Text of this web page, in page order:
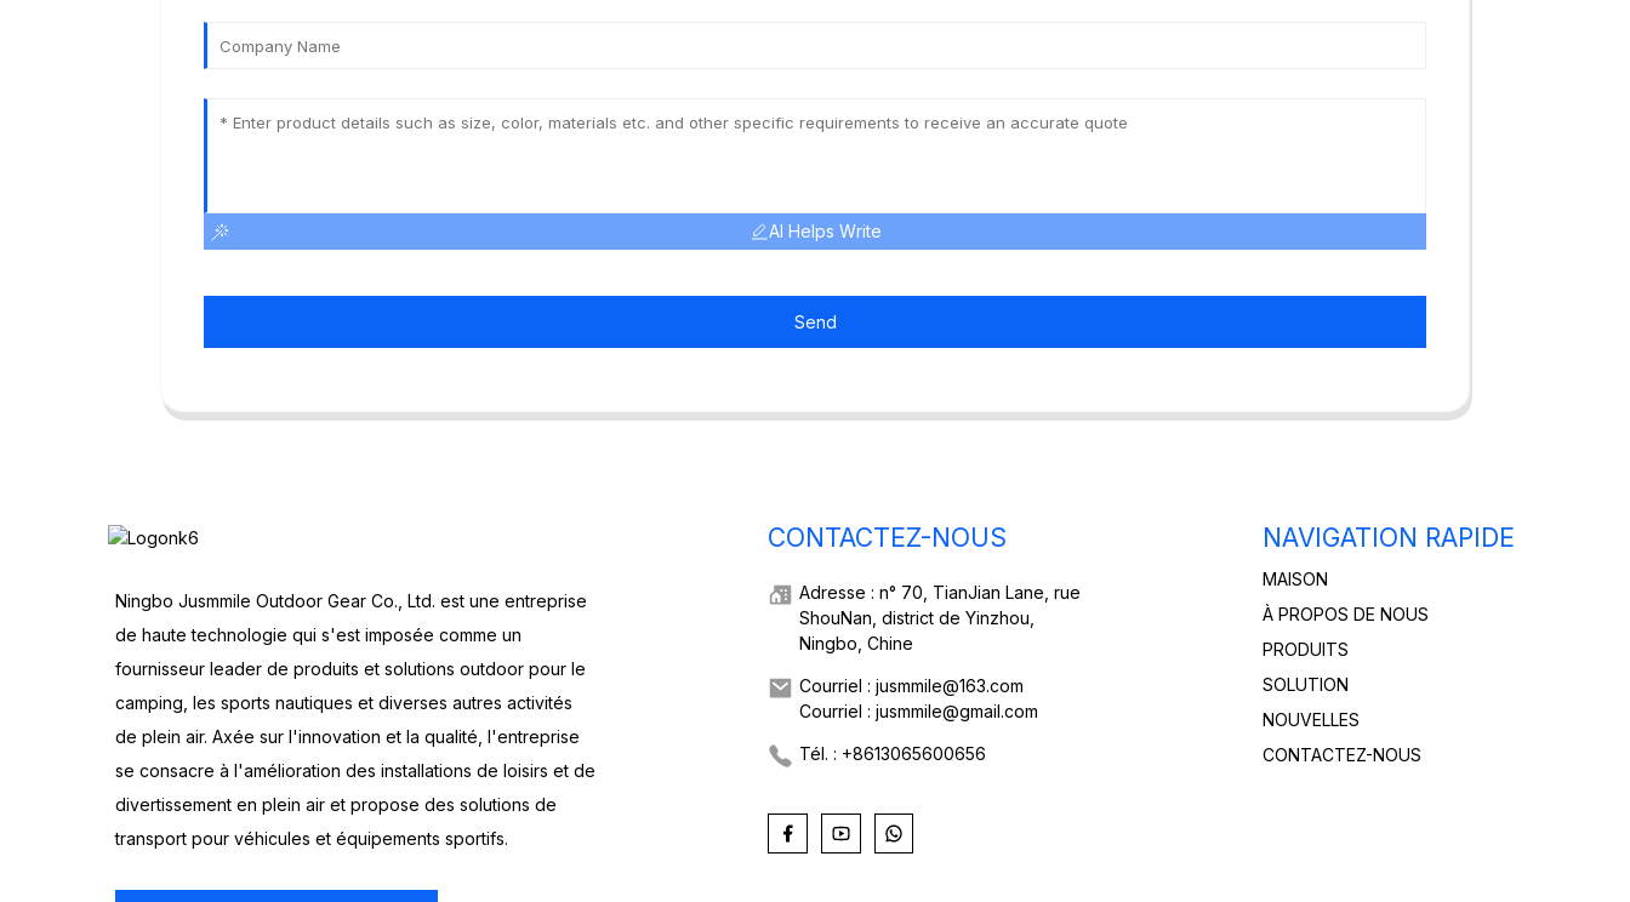
AI Helps Write
Send
Ningbo Jusmmile Outdoor Gear Co., Ltd. est une entreprise
de haute technologie qui s'est imposée comme un
fournisseur leader de produits et solutions outdoor pour le
camping, les sports nautiques et diverses autres activités
de plein air. Axée sur l'innovation et la qualité, l'entreprise
se consacre à l'amélioration des installations de loisirs et de
divertissement en plein air et propose des solutions de
transport pour véhicules et équipements sportifs.
CONTACTEZ-NOUS
Adresse : n° 70, TianJian Lane, rue
ShouNan, district de Yinzhou,
Ningbo, Chine
Courriel : jusmmile@163.com
Courriel : jusmmile@gmail.com
Tél. : +8613065600656
NAVIGATION RAPIDE
MAISON
À PROPOS DE NOUS
PRODUITS
SOLUTION
NOUVELLES
CONTACTEZ-NOUS